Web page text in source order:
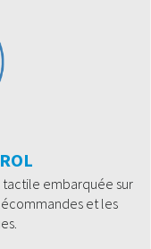
embarquée sur
et les